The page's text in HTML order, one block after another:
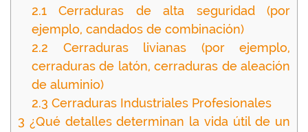
2.1 Cerraduras de alta seguridad (por
ejemplo, candados de combinación)
2.2 Cerraduras livianas (por ejemplo,
cerraduras de latón, cerraduras de aleación
de aluminio)
2.3 Cerraduras Industriales Profesionales
3 ¿Qué detalles determinan la vida útil de un